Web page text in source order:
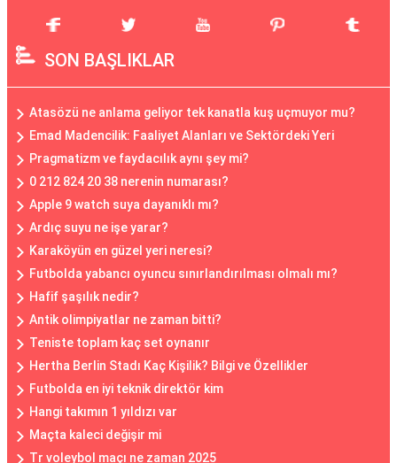
SON BAŞLIKLAR
Atasözü ne anlama geliyor tek kanatla kuş uçmuyor mu?
Emad Madencilik: Faaliyet Alanları ve Sektördeki Yeri
Pragmatizm ve faydacılık aynı şey mi?
0 212 824 20 38 nerenin numarası?
Apple 9 watch suya dayanıklı mı?
Ardıç suyu ne işe yarar?
Karaköyün en güzel yeri neresi?
Futbolda yabancı oyuncu sınırlandırılması olmalı mı?
Hafif şaşılık nedir?
Antik olimpiyatlar ne zaman bitti?
Teniste toplam kaç set oynanır
Hertha Berlin Stadı Kaç Kişilik? Bilgi ve Özellikler
Futbolda en iyi teknik direktör kim
Hangi takımın 1 yıldızı var
Maçta kaleci değişir mi
Tr voleybol maçı ne zaman 2025